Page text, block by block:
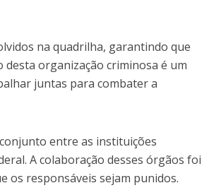
na quadrilha, garantindo que
organização criminosa é um
juntas para combater a
entre as instituições
A colaboração desses órgãos foi
os responsáveis sejam punidos.